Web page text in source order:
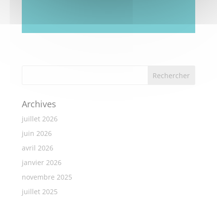
Archives
juillet 2026
juin 2026
avril 2026
janvier 2026
novembre 2025
juillet 2025